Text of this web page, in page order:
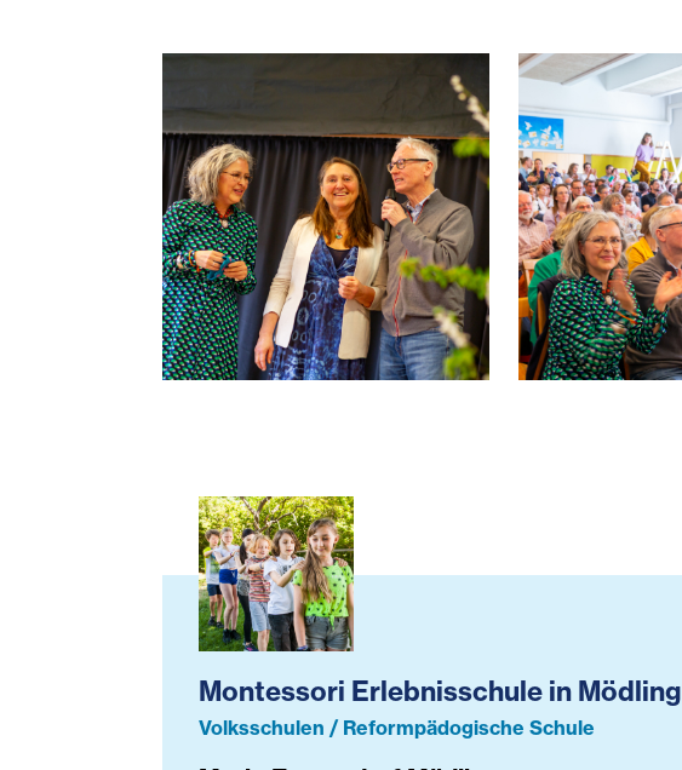
Montessori Erlebnisschule in Mödling
Volksschulen / Reformpädogische Schule